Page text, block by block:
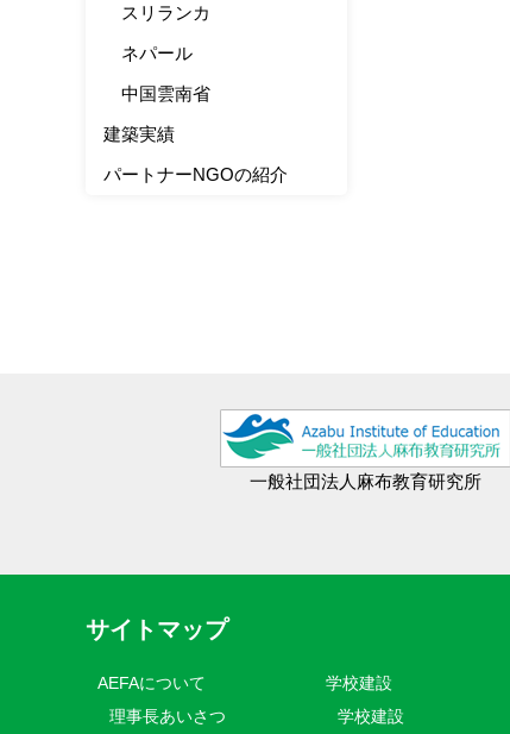
スリランカ
ネパール
中国雲南省
建築実績
パートナーNGOの紹介
一般社団法人麻布教育研究所
サイトマップ
AEFAについて
理事長あいさつ
学校建設
学校建設